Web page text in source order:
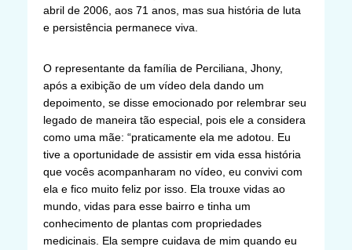
abril de 2006, aos 71 anos, mas sua história de luta
e persistência permanece viva.
O representante da família de Perciliana, Jhony,
após a exibição de um vídeo dela dando um
depoimento, se disse emocionado por relembrar seu
legado de maneira tão especial, pois ele a considera
como uma mãe: “praticamente ela me adotou. Eu
tive a oportunidade de assistir em vida essa história
que vocês acompanharam no vídeo, eu convivi com
ela e fico muito feliz por isso. Ela trouxe vidas ao
mundo, vidas para esse bairro e tinha um
conhecimento de plantas com propriedades
medicinais. Ela sempre cuidava de mim quando eu